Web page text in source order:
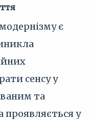
є
сенсу у
та
у